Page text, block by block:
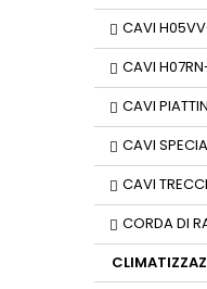
CAVI
CAVI
CAVI
CAVI
CAVI
CORDA DI